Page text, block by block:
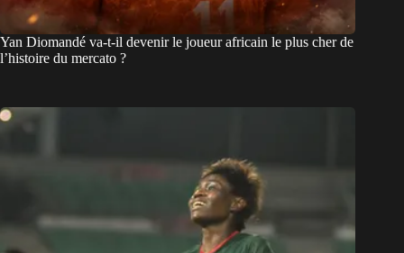
Yan Diomandé va-t-il devenir le joueur africain le plus cher de
l’histoire du mercato ?